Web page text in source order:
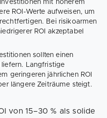
Investitionen mit höherem
ROI-Werte aufweisen, um
Bei risikoarmen
ROI akzeptabel
sollten einen
liefern. Langfristige
geringeren jährlichen ROI
längere Zeiträume steigt.
von 15–30 % als solide